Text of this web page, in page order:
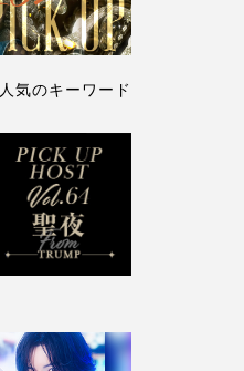
人気のキーワード